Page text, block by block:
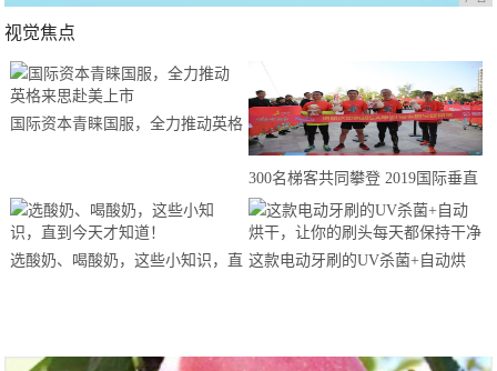
视觉焦点
国际资本青睐国服，全力推动英格
300名梯客共同攀登 2019国际垂直
马拉松超级精英赛顺德海骏达中心
站欢乐开跑
选酸奶、喝酸奶，这些小知识，直 这款电动牙刷的UV杀菌+自动烘